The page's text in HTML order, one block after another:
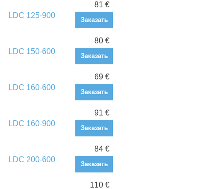
LDC 125-900
81 €
Заказать
LDC 150-600
80 €
Заказать
LDC 160-600
69 €
Заказать
LDC 160-900
91 €
Заказать
LDC 200-600
84 €
Заказать
110 €